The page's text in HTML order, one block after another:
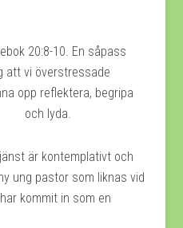
20:8-10. En såpass
att vi överstressade
opp reflektera, begripa
och lyda.
är kontemplativt och
ung pastor som liknas vid
kommit in som en